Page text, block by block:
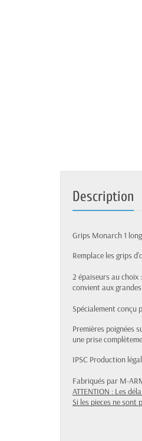
Description
Grips Monarch 1
Remplace les grips
2 épaiseurs au choix
convient aux
Spécialement conçu
Premières poignées
une prise
IPSC Production
Fabriqués par M-
ATTENTION : Les
Si les pieces ne sont